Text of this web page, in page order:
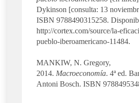
Dykinson [consulta: 13
ISBN 9788490315258.
http://cortex.com/source/la-
pueblo-iberoamericano-11484.
MANKIW, N. Gregory,
2014. Macroeconomía. 4ª ed.
Antoni Bosch. ISBN